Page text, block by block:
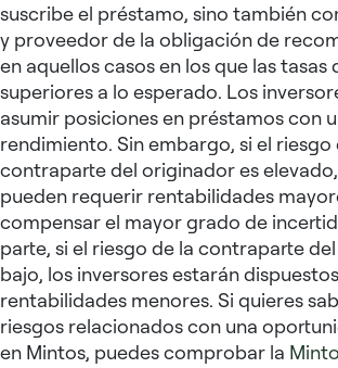
suscribe el préstamo, sino también
y proveedor de la obligación de
en aquellos casos en los que las tasas
superiores a lo esperado. Los
asumir posiciones en préstamos con
rendimiento. Sin embargo, si el riesgo
contraparte del originador es
pueden requerir rentabilidades
compensar el mayor grado de
parte, si el riesgo de la contraparte
bajo, los inversores estarán
rentabilidades menores. Si quieres
riesgos relacionados con una
en Mintos, puedes comprobar la